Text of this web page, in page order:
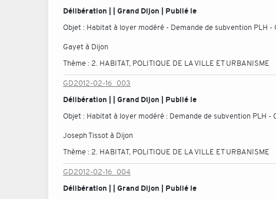
Délibération | | Grand Dijon | Publié le
Objet : Habitat à loyer modéré - Demande de subvention PLH -
Gayet à Dijon
Thème : 2. HABITAT, POLITIQUE DE LA VILLE ET URBANISME
GD2012-02-16_003
Délibération | | Grand Dijon | Publié le
Objet : Habitat à loyer modéré : Demande de subvention PLH
Joseph Tissot à Dijon
Thème : 2. HABITAT, POLITIQUE DE LA VILLE ET URBANISME
GD2012-02-16_004
Délibération | | Grand Dijon | Publié le